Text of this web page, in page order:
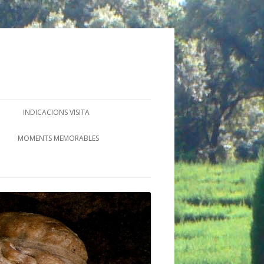
INDICACIONS VISITA
MOMENTS MEMORABLES